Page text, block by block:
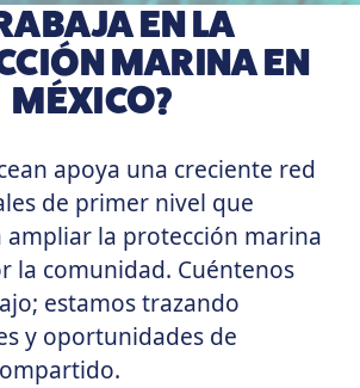
EN LA
MARINA EN
MÉXICO?
apoya una creciente red
de primer nivel que
la protección marina
la comunidad. Cuéntenos
estamos trazando
y oportunidades de